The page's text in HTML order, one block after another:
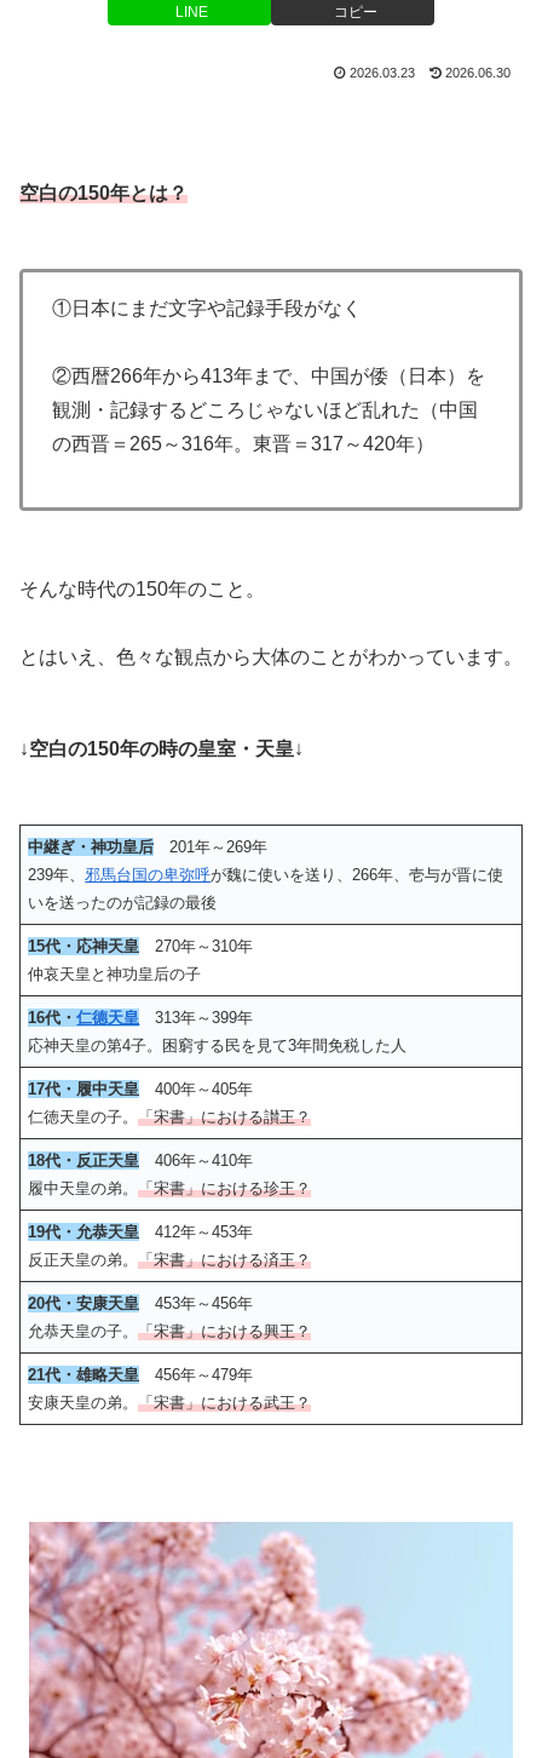
LINE コピー
2026.03.23 2026.06.30
空白の150年とは？
①日本にまだ文字や記録手段がなく
②西暦266年から413年まで、中国が倭（日本）を
観測・記録するどころじゃないほど乱れた（中国
の西晋＝265～316年。東晋＝317～420年）
そんな時代の150年のこと。
とはいえ、色々な観点から大体のことがわかっています。
↓空白の150年の時の皇室・天皇↓
中継ぎ・神功皇后 201年～269年
239年、 邪馬台国の卑弥呼が魏に使いを送り、266年、壱与が晋に使
いを送ったのが記録の最後
15代・応神天皇 270年～310年
仲哀天皇と神功皇后の子
16代・仁德天皇 313年～399年
応神天皇の第4子。困窮する民を見て3年間免税した人
17代・履中天皇 400年～405年
仁徳天皇の子。「宋書」における讃王？
18代・反正天皇 406年～410年
履中天皇の弟。「宋書」における珍王？
19代・允恭天皇 412年～453年
反正天皇の弟。「宋書」における済王？
20代・安康天皇 453年～456年
允恭天皇の子。「宋書」における興王？
21代・雄略天皇 456年～479年
安康天皇の弟。「宋書」における武王？